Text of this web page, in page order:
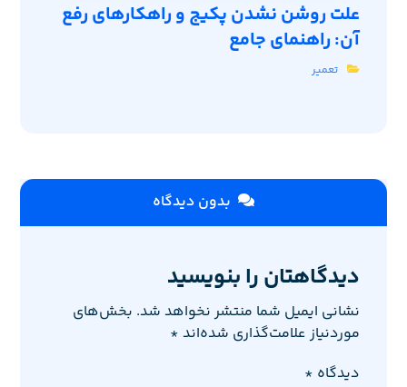
علت روشن نشدن پکیج و راهکارهای رفع
آن: راهنمای جامع
تعمیر
بدون دیدگاه
دیدگاهتان را بنویسید
نشانی ایمیل شما منتشر نخواهد شد. بخش‌های
موردنیاز علامت‌گذاری شده‌اند *
دیدگاه *